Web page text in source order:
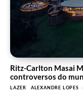
Ritz-Carlton Masai
controversos do
LAZER ALEXANDRE LOPES -